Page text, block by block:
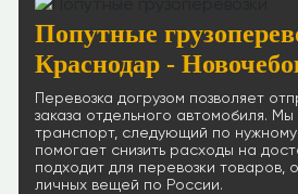
Попутные
Краснодар -
Перевозка догрузом позволяет
заказа отдельного автомобиля.
транспорт, следующий по
помогает снизить расходы на
подходит для перевозки товаров,
личных вещей по России.